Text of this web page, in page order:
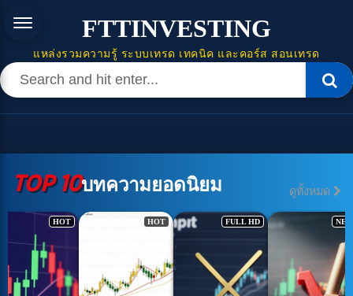
FTTINVESTING
แหล่งรวมความรู้ ระบบเทรด เทคนิค และคอร์ส สอนเทรด
TOP 10บทความยอดนิยม ดูทั้งหมด
HOT FULL HD NEW NEW